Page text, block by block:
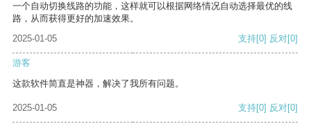
一个自动切换线路的功能，这样就可以根据网络情况自动选择最优的线
路，从而获得更好的加速效果。
2025-01-05
支持[0] 反对[0]
游客
这款软件简直是神器，解决了我所有问题。
2025-01-05 支持[0] 反对[0]